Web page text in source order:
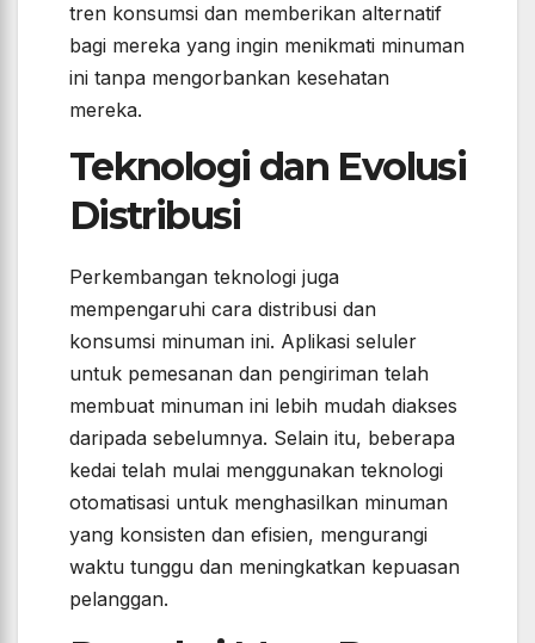
tren konsumsi dan memberikan alternatif
bagi mereka yang ingin menikmati minuman
ini tanpa mengorbankan kesehatan
mereka.
Teknologi dan Evolusi
Distribusi
Perkembangan teknologi juga
mempengaruhi cara distribusi dan
konsumsi minuman ini. Aplikasi seluler
untuk pemesanan dan pengiriman telah
membuat minuman ini lebih mudah diakses
daripada sebelumnya. Selain itu, beberapa
kedai telah mulai menggunakan teknologi
otomatisasi untuk menghasilkan minuman
yang konsisten dan efisien, mengurangi
waktu tunggu dan meningkatkan kepuasan
pelanggan.